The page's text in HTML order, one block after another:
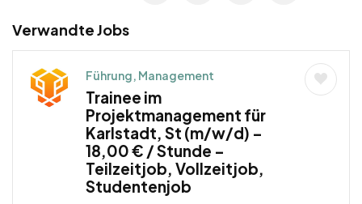
Verwandte Jobs
Führung, Management
Trainee im
Projektmanagement für
Karlstadt, St (m/w/d) –
18,00 € / Stunde –
Teilzeitjob, Vollzeitjob,
Studentenjob